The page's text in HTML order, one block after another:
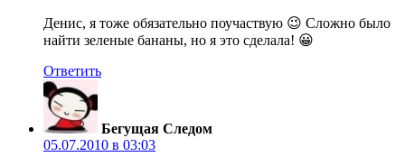
Денис, я тоже обязательно поучаствую 😉 Сложно было
найти зеленые бананы, но я это сделала! 😀
Ответить
Бегущая Следом
05.07.2010 в 03:03